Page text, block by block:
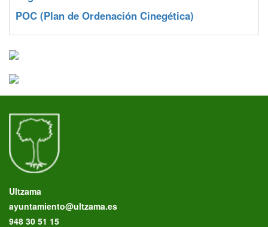
POC (Plan de Ordenación Cinegética)
Ultzama
ayuntamiento@ultzama.es
948 30 51 15